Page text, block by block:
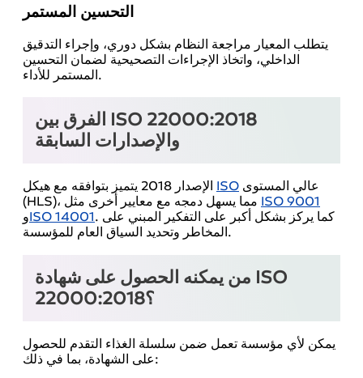
التحسين المستمر
يتطلب المعيار مراجعة النظام بشكل دوري، وإجراء التدقيق
الداخلي، واتخاذ الإجراءات التصحيحية لضمان التحسين
المستمر للأداء.
الفرق بين ISO 22000:2018
والإصدارات السابقة
ISO
ISO 9001
وISO 14001. كما يركز بشكل أكبر على التفكير المبني على
المخاطر وتحديد السياق العام للمؤسسة.
من يمكنه الحصول على شهادة ISO
22000:2018؟
يمكن لأي مؤسسة تعمل ضمن سلسلة الغذاء التقدم للحصول
على الشهادة، بما في ذلك: